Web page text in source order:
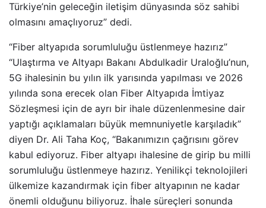
Türkiye’nin geleceğin iletişim dünyasında söz sahibi
olmasını amaçlıyoruz” dedi.
“Fiber altyapıda sorumluluğu üstlenmeye hazırız”
“Ulaştırma ve Altyapı Bakanı Abdulkadir Uraloğlu’nun,
5G ihalesinin bu yılın ilk yarısında yapılması ve 2026
yılında sona erecek olan Fiber Altyapıda İmtiyaz
Sözleşmesi için de ayrı bir ihale düzenlenmesine dair
yaptığı açıklamaları büyük memnuniyetle karşıladık”
diyen Dr. Ali Taha Koç, “Bakanımızın çağrısını görev
kabul ediyoruz. Fiber altyapı ihalesine de girip bu milli
sorumluluğu üstlenmeye hazırız. Yenilikçi teknolojileri
ülkemize kazandırmak için fiber altyapının ne kadar
önemli olduğunu biliyoruz. İhale süreçleri sonunda